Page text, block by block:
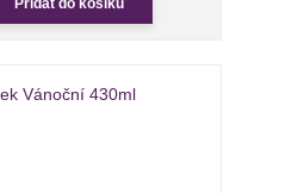
Přidat do košíku